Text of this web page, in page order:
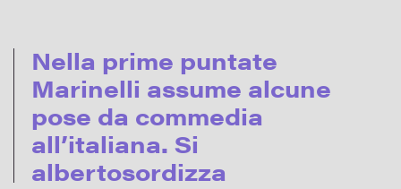
Nella prime puntate
Marinelli assume alcune
pose da commedia
all’italiana. Si
albertosordizza